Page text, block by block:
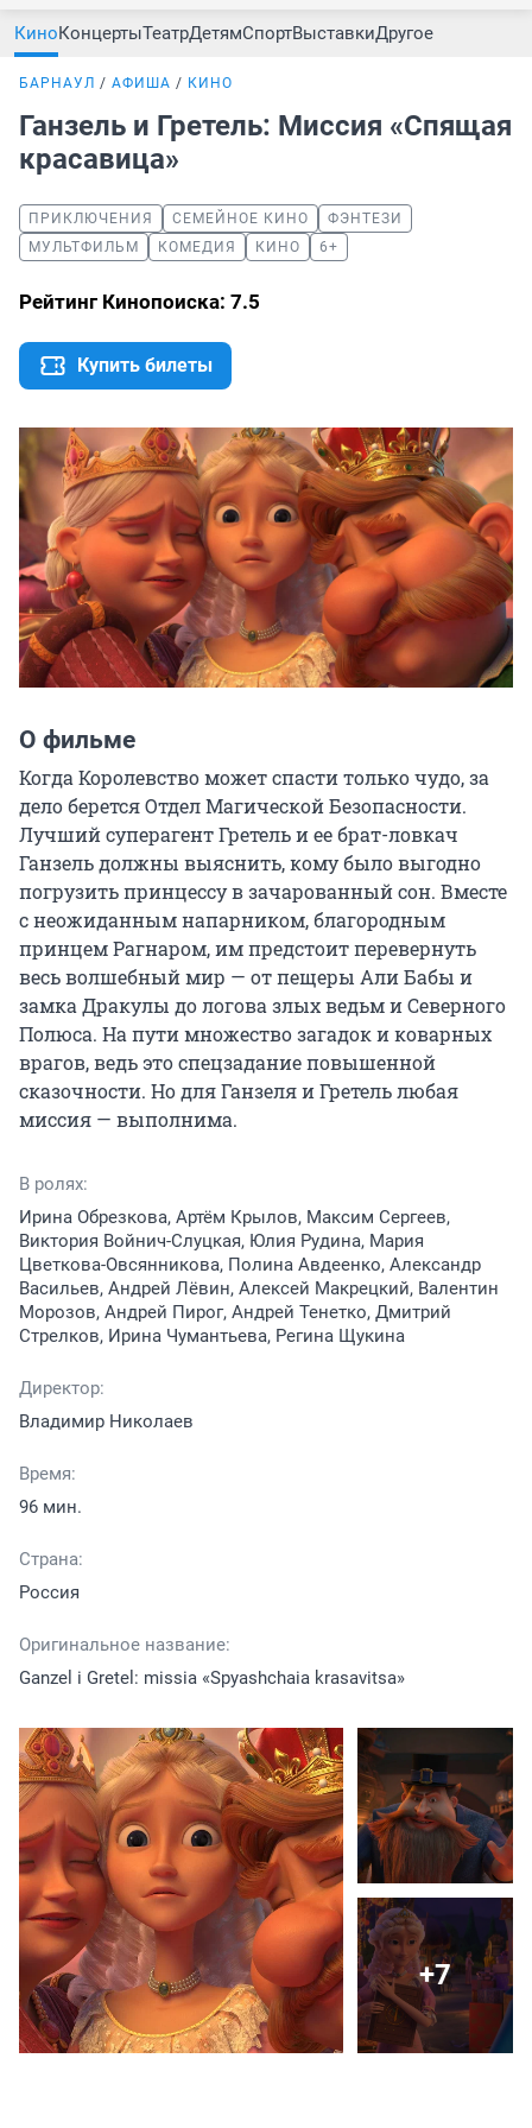
КиноКонцертыТеатрДетямСпортВыставкиДругое
БАРНАУЛ АФИША КИНО
Ганзель и Гретель: Миссия «Спящая
красавица»
ПРИКЛЮЧЕНИЯ СЕМЕЙНОЕ КИНО
ФЭНТЕЗИ
МУЛЬТФИЛЬМ
КОМЕДИЯ КИНО 6+
Рейтинг Кинопоиска: 7.5
Купить билеты
О фильме
Когда Королевство может спасти только чудо, за
дело берется Отдел Магической Безопасности.
Лучший суперагент Гретель и ее брат-ловкач
Ганзель должны выяснить, кому было выгодно
погрузить принцессу в зачарованный сон. Вместе
с неожиданным напарником, благородным
принцем Рагнаром, им предстоит перевернуть
весь волшебный мир — от пещеры Али Бабы и
замка Дракулы до логова злых ведьм и Северного
Полюса. На пути множество загадок и коварных
врагов, ведь это спецзадание повышенной
сказочности. Но для Ганзеля и Гретель любая
миссия — выполнима.
В ролях:
Ирина Обрезкова, Артём Крылов, Максим Сергеев,
Виктория Войнич-Слуцкая, Юлия Рудина, Мария
Цветкова-Овсянникова, Полина Авдеенко, Александр
Васильев, Андрей Лёвин, Алексей Макрецкий, Валентин
Морозов, Андрей Пирог, Андрей Тенетко, Дмитрий
Стрелков, Ирина Чумантьева, Регина Щукина
Директор:
Владимир Николаев
Время:
96 мин.
Страна:
Россия
Оригинальное название:
Ganzel i Gretel: missia «Spyashchaia krasavitsa»
+7